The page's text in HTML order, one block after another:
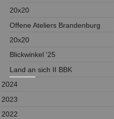
20x20
Offene Ateliers Brandenburg
20x20
Blickwinkel '25
Land an sich II BBK
2024
2023
2022